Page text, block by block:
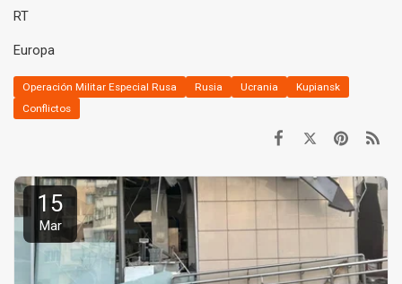
RT
Europa
Operación Militar Especial Rusa Rusia Ucrania
Kupiansk
Conflictos
15
Mar